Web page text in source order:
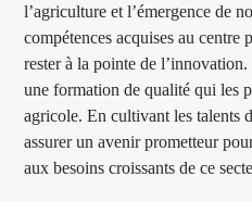
l’agriculture et l’émergence de
compétences acquises au centre
rester à la pointe de
une formation de qualité qui les
agricole. En cultivant les talents
assurer un avenir prometteur
aux besoins croissants de ce